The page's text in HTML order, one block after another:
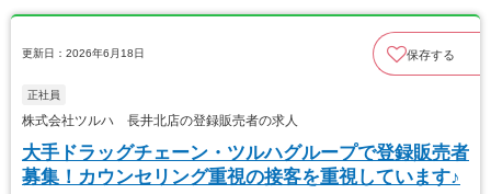
更新日：2026年6月18日 保存する
正社員
株式会社ツルハ 長井北店の登録販売者の求人
大手ドラッグチェーン・ツルハグループで登録販売者
募集！カウンセリング重視の接客を重視しています♪